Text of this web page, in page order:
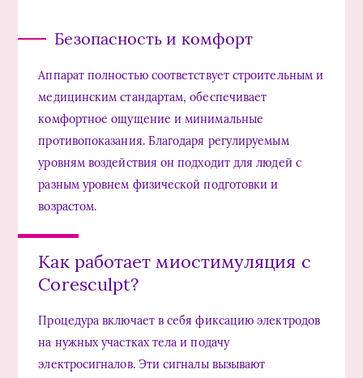
Безопасность и комфорт
Аппарат полностью соответствует строительным и
медицинским стандартам, обеспечивает
комфортное ощущение и минимальные
противопоказания. Благодаря регулируемым
уровням воздействия он подходит для людей с
разным уровнем физической подготовки и
возрастом.
Как работает миостимуляция с
Coresculpt?
Процедура включает в себя фиксацию электродов
на нужных участках тела и подачу
электросигналов. Эти сигналы вызывают